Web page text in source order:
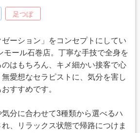
足つぼ
ゼーション」をコンセプトにしてい
モール石巻店。丁寧な手技で全身を
はもちろん、キメ細かい接客で心
愛想なセラピストに、気分を害し
すすめです。
分に合わせて3種類から選べるハ
、リラックス状態で帰路につけま